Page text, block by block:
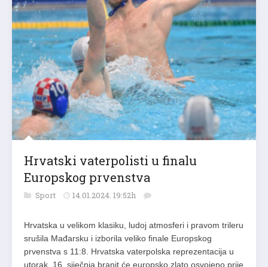
Hrvatski vaterpolisti u finalu
Europskog prvenstva
Sport 14.01.2024. 19:52h
Hrvatska u velikom klasiku, ludoj atmosferi i pravom trileru
srušila Mađarsku i izborila veliko finale Europskog
prvenstva s 11:8. Hrvatska vaterpolska reprezentacija u
utorak, 16. siječnja branit će europsko zlato osvojeno prije